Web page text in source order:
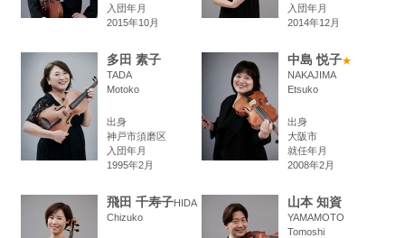
入団年月
2015年10月
入団年月
2014年12月
多田 素子
TADA
Motoko
出身
神戸市須磨区
入団年月
1995年2月
中島 悦子★
NAKAJIMA
Etsuko
出身
大阪市
就任年月
2008年2月
飛田 千寿子HIDA
Chizuko
山本 知資
YAMAMOTO
Tomoshi